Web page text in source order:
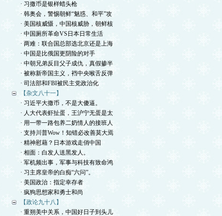
· 习撒币是银样蜡头枪
· 韩奥会，警惕朝鲜“魅惑、和平”攻
· 美国核威慑，中国核威胁，朝鲜核
· 中国厕所革命VS日本日常生活
· 两难：联合国总部选北京还是上海
· 中国是比俄国更阴险的对手
· 中朝兄弟反目父子成仇，真假掺半
· 被称新帝国主义，裆中央喉舌反弹
· 司法部和FBI被民主党政治化
【杂文八十一】
· 习近平大撒币，不是大傻逼。
· 人大代表虾扯蛋，王沪宁无蛋是太
· 用一带一路包养二奶情人的接班人
· 支持川普Wow！知错必改善莫大焉
· 精神慰藉？日本游戏走俏中国
· 相面：白发人送黑发人。
· 军机频出事，军事与科技有致命鸿
· 习主席皇帝的白痴“六问”。
· 美国政治：指定幸存者
· 疯狗思想家和勇士和尚
【政论九十八】
· 重朔美中关系，中国好日子到头儿